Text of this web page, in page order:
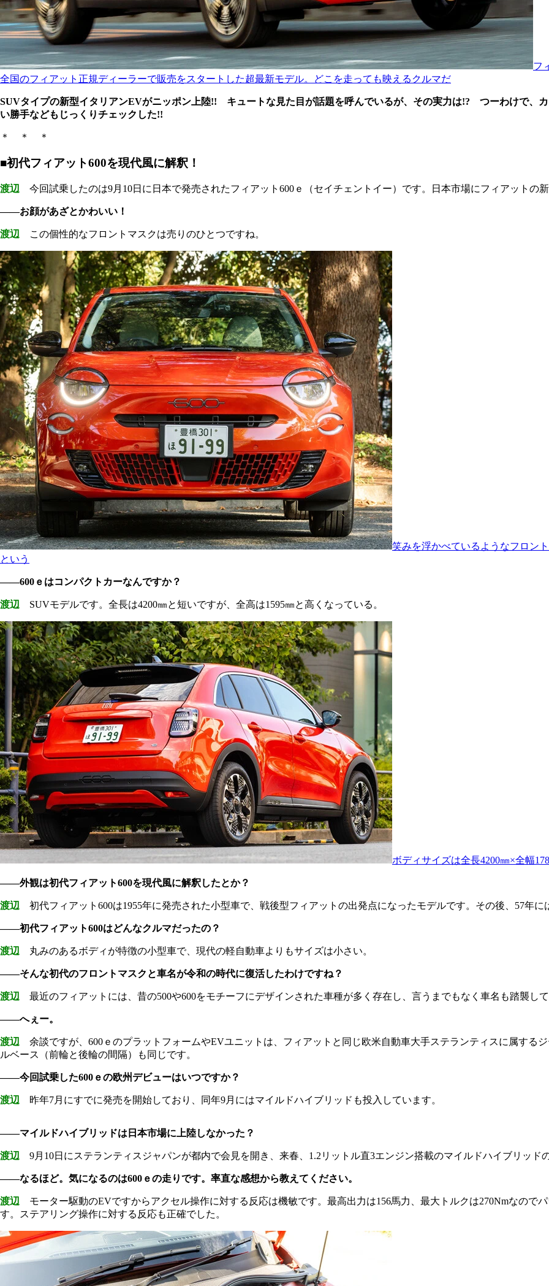
フ
全国のフィアット正規ディーラーで販売をスタートした超最新モデル。どこを走っても映えるクルマだ
SUVタイプの新型イタリアンEVがニッポン上陸!! キュートな見た目が話題を呼んでいるが、その実力は!? つーわけで、
い勝手などもじっくりチェックした!!
＊ ＊ ＊
■初代フィアット600を現代風に解釈！
渡辺 今回試乗したのは9月10日に日本で発売されたフィアット600ｅ（セイチェントイー）です。日本市場にフィアットの
――お顔があざとかわいい！
渡辺 この個性的なフロントマスクは売りのひとつですね。
笑みを浮かべているようなフロン
という
――600ｅはコンパクトカーなんですか？
渡辺 SUVモデルです。全長は4200㎜と短いですが、全高は1595㎜と高くなっている。
ボディサイズは全長4200㎜×全幅
――外観は初代フィアット600を現代風に解釈したとか？
渡辺 初代フィアット600は1955年に発売された小型車で、戦後型フィアットの出発点になったモデルです。その後、57年に
――初代フィアット600はどんなクルマだったの？
渡辺 丸みのあるボディが特徴の小型車で、現代の軽自動車よりもサイズは小さい。
――そんな初代のフロントマスクと車名が令和の時代に復活したわけですね？
渡辺 最近のフィアットには、昔の500や600をモチーフにデザインされた車種が多く存在し、言うまでもなく車名も踏襲して
――へぇー。
渡辺 余談ですが、600ｅのプラットフォームやEVユニットは、フィアットと同じ欧米自動車大手ステランティスに属する
ルベース（前輪と後輪の間隔）も同じです。
――今回試乗した600ｅの欧州デビューはいつですか？
渡辺 昨年7月にすでに発売を開始しており、同年9月にはマイルドハイブリッドも投入しています。
――マイルドハイブリッドは日本市場に上陸しなかった？
渡辺 9月10日にステランティスジャパンが都内で会見を開き、来春、1.2リットル直3エンジン搭載のマイルドハイブリッド
――なるほど。気になるのは600ｅの走りです。率直な感想から教えてください。
渡辺 モーター駆動のEVですからアクセル操作に対する反応は機敏です。最高出力は156馬力、最大トルクは270Nmなので
す。ステアリング操作に対する反応も正確でした。